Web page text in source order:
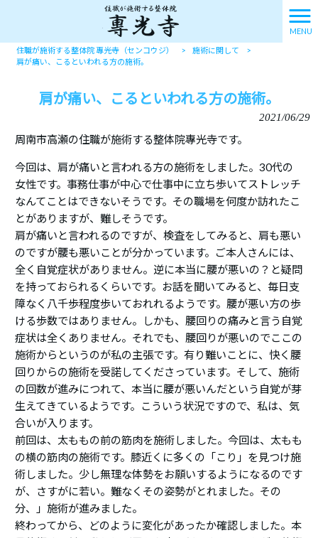
MENU
住職が施術する整体院 專光寺（センコウジ） > 施術に関して
>
肩が痛い、こるといわれる方の施術。
肩が痛い、こるといわれる方の施術。
2021/06/29
周南市高瀬の住職が施術する整体院專光寺です。
今回は、肩が痛いと言われる方の施術をしました。30代の
女性です。事務仕事が中心で仕事中に立ち歩いてストレッチ
なんてことはできないそうです。その職場を何度か訪れたこ
とがありますが、難しそうです。
肩が痛いと言われるのですが、検査をしてみると、肩も悪い
のですが腰も悪いことが分かっています。ご本人さんには、
全く自覚症状がありません。逆に本当に腰が悪いの？と疑問
を持っておられるくらいです。お話を聞いてみると、毎日支
障なく八千歩程度歩いておれれるようです。腰が悪い方の歩
ける歩数ではありません。しかも、腰回りの痛みと言う自覚
症状は全くありません。それでも、腰回りが悪いのでここの
施術からというのが私の主張です。有り難いことに、快く腰
回りからの施術を受諾してくださっています。そして、施術
の回数が進みにつれて、本当に腰が悪いんだという自覚が芽
生えてきているようです。こういう状況ですので、私は、気
合いが入ります。
前回は、太ももの前の筋肉を施術しました。今回は、太もも
の横の筋肉の施術です。膝近くに多くの「こり」を見つけ施
術しました。少し無理な体勢をお願いするようになるのです
が、さすがに若い。難なくその姿勢がとれました。その
分、」施術が進みました。
終わってから、どのように変化があったか確認しました。本